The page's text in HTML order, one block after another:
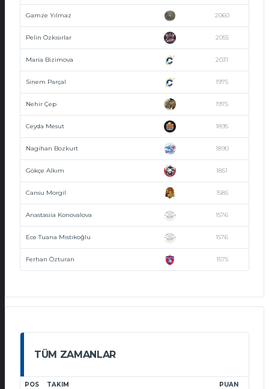
Gamze Yılmaz 2060
Pelin Özkısırlar 2055
Maria Bizimova 2031
Sinem Parçal 1975
Nehir Çep 1975
Ceyda Mesut 1895
Nagihan Bozkurt 1890
Gökçe Alkım 1851
Cansu Morgil 1585
Anastasiia Konovalova 1576
Ece Tuana Mıstıkoğlu 1576
Ferhan Özturan 1575
TÜM ZAMANLAR
POS TAKIM PUAN